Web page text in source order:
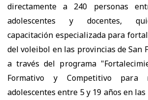
directamente a 240 personas
adolescentes y docentes,
capacitación especializada para
del voleibol en las provincias de San
a través del programa
Formativo y Competitivo
adolescentes entre 5 y 19 años en